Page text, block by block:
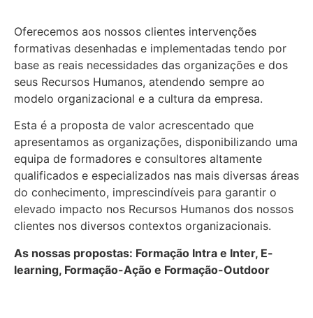
Oferecemos aos nossos clientes intervenções
formativas desenhadas e implementadas tendo por
base as reais necessidades das organizações e dos
seus Recursos Humanos, atendendo sempre ao
modelo organizacional e a cultura da empresa.
Esta é a proposta de valor acrescentado que
apresentamos as organizações, disponibilizando uma
equipa de formadores e consultores altamente
qualificados e especializados nas mais diversas áreas
do conhecimento, imprescindíveis para garantir o
elevado impacto nos Recursos Humanos dos nossos
clientes nos diversos contextos organizacionais.
As nossas propostas: Formação Intra e Inter, E-
learning, Formação-Ação e Formação-Outdoor